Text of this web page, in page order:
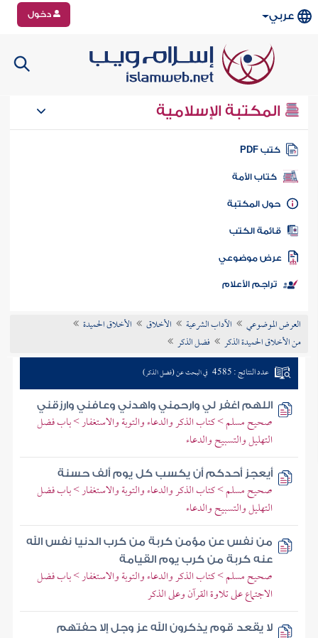
عربي دخول
المكتبة الإسلامية
كتب PDF
كتاب الأمة
المكتبة
الكتب
موضوعي
تراجم الأعلام
العرض الموضوعي الآداب الشرعية الأخلاق
الأخلاق الحميدة
من الأخلاق الحميدة الذكر
فضل الذكر
عدد النتائج : 4585 في البحث عن (فضل الذكر)
اللهم اغفر لي وارحمني واهدني وعافني وارزقني
صحيح مسلم > كتاب الذكر والدعاء والتوبة والاستغفار > باب فضل
التهليل والتسبيح والدعاء
أيعجز أحدكم أن يكسب كل يوم ألف حسنة
صحيح مسلم > كتاب الذكر والدعاء والتوبة والاستغفار > باب فضل
التهليل والتسبيح والدعاء
من نفس عن مؤمن كربة من كرب الدنيا نفس الله
عنه كربة من كرب يوم القيامة
صحيح مسلم > كتاب الذكر والدعاء والتوبة والاستغفار > باب فضل
الاجتماع على تلاوة القرآن وعلى الذكر
لا يقعد قوم يذكرون الله عز وجل إلا حفتهم